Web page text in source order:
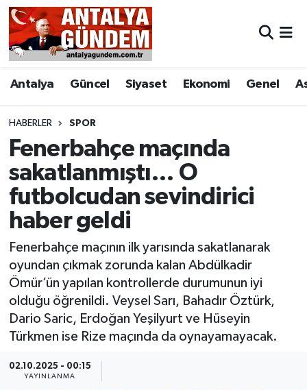
Antalya Güncel Siyaset Ekonomi Genel
HABERLER SPOR
Fenerbahçe maçında
sakatlanmıştı… O
futbolcudan sevindirici
haber geldi
Fenerbahçe maçının ilk yarısında sakatlanarak
oyundan çıkmak zorunda kalan Abdülkadir
Ömür’ün yapılan kontrollerde durumunun iyi
olduğu öğrenildi. Veysel Sarı, Bahadır Öztürk,
Dario Saric, Erdoğan Yeşilyurt ve Hüseyin
Türkmen ise Rize maçında da oynayamayacak.
02.10.2025 - 00:15
YAYINLANMA
Antalya
Asayiş
Bilim & Teknoloji
Bölge
EĞİTİM
Ekonomi
Genel
Görüntülü Haber
Güncel
Kültür & Sanat
Antalya Nöbetçi Eczaneler
Antalya Hava Durumu
Antalya Namaz Vakitleri
Antalya Trafik Yoğunluk Haritası
Süper Lig Puan Durumu ve Fikstür
Tüm Manşetler
Son Dakika Haberleri
Haber Arşivi